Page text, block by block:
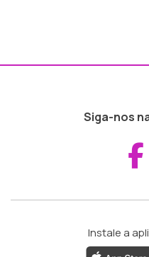
Siga-nos
Instale a